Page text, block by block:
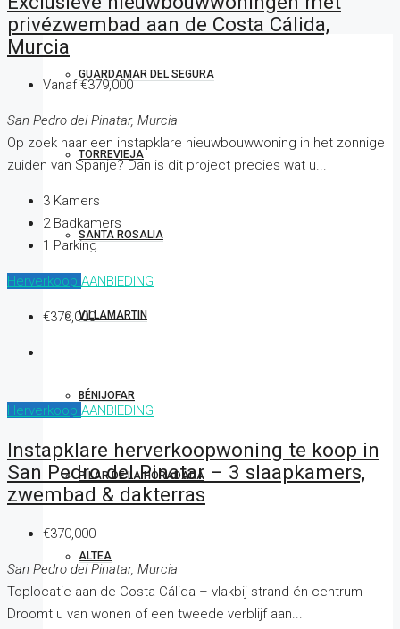
GUARDAMAR DEL SEGURA
TORREVIEJA
SANTA ROSALIA
VILLAMARTIN
BÉNIJOFAR
PILAR DE LA HORADADA
ALTEA
privézwembad aan de Costa Cálida,
Murcia
Vanaf€379,000
San Pedro del Pinatar, Murcia
Op zoek naar een instapklare nieuwbouwwoning in het zonnige
zuiden van Spanje? Dan is dit project precies wat u...
3 Kamers
2 Badkamers
1 Parking
Herverkoop AANBIEDING
€370,000
Herverkoop AANBIEDING
Instapklare herverkoopwoning te koop in
San Pedro del Pinatar – 3 slaapkamers,
zwembad & dakterras
€370,000
San Pedro del Pinatar, Murcia
Toplocatie aan de Costa Cálida – vlakbij strand én centrum
Droomt u van wonen of een tweede verblijf aan...